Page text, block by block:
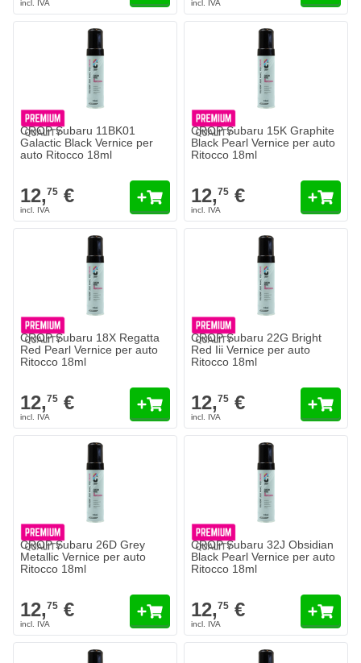
CROP Subaru 11BK01
Galactic Black Vernice per
auto Ritocco 18ml
12,75 €
CROP Subaru 15K Graphite
Black Pearl Vernice per auto
Ritocco 18ml
12,75 €
CROP Subaru 18X Regatta
Red Pearl Vernice per auto
Ritocco 18ml
12,75 €
CROP Subaru 22G Bright
Red Iii Vernice per auto
Ritocco 18ml
12,75 €
CROP Subaru 26D Grey
Metallic Vernice per auto
Ritocco 18ml
12,75 €
CROP Subaru 32J Obsidian
Black Pearl Vernice per auto
Ritocco 18ml
12,75 €